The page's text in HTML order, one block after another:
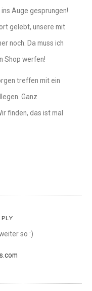
Auge gesprungen!
gelebt, unsere mit
noch. Da muss ich
Shop werfen!
treffen mit ein
Ganz
finden, das ist mal
so :)